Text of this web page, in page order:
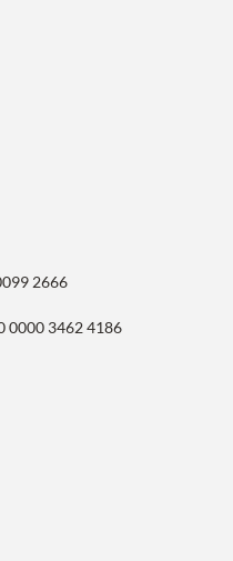
2666
0000 3462 4186